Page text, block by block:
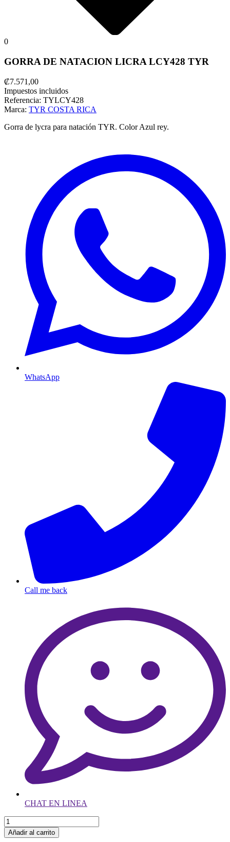
0
GORRA DE NATACION LICRA LCY428 TYR
₡7.571,00
Impuestos incluidos
Referencia: TYLCY428
Marca: TYR COSTA RICA
Gorra de lycra para natación TYR. Color Azul rey.
WhatsApp
Call me back
CHAT EN LINEA
Añadir al carrito